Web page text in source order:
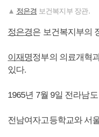
▲ 정은경 보건복지부 장관.
정은경은 보건복지부의
이재명정부의 의료개혁
있다.
1965년 7월 9일 전라남
전남여자고등학교와 서